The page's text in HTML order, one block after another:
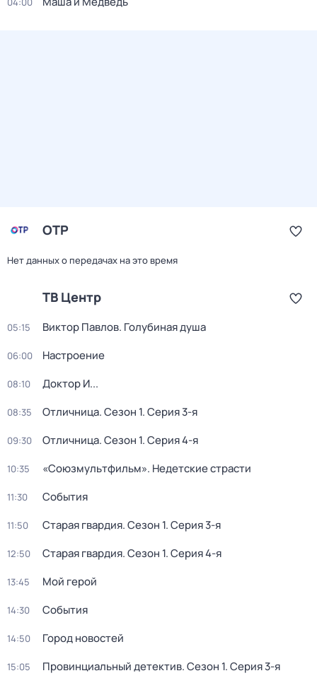
ОТР
Нет данных о передачах на это время
ТВ Центр
05:15 Виктор Павлов. Голубиная душа
06:00 Настроение
08:10 Доктор И...
08:35 Отличница. Сезон 1. Серия 3-я
09:30 Отличница. Сезон 1. Серия 4-я
10:35 «Союзмультфильм». Недетские страсти
11:30 События
11:50 Старая гвардия. Сезон 1. Серия 3-я
12:50 Старая гвардия. Сезон 1. Серия 4-я
13:45 Мой герой
14:30 События
14:50 Город новостей
15:05 Провинциальный детектив. Сезон 1. Серия 3-я